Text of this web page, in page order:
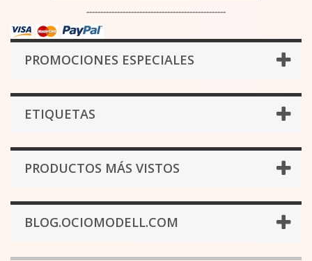
--------------------------------------------------
PROMOCIONES ESPECIALES
ETIQUETAS
PRODUCTOS MÁS VISTOS
BLOG.OCIOMODELL.COM